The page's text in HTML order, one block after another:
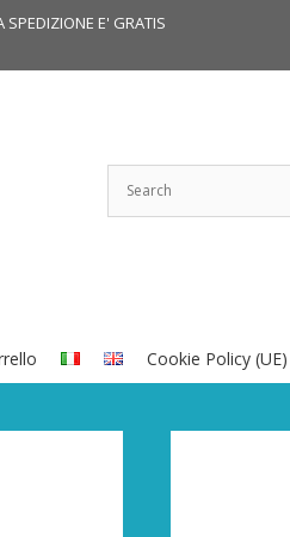
SPEDIZIONE E' GRATIS
Cookie Policy (UE)